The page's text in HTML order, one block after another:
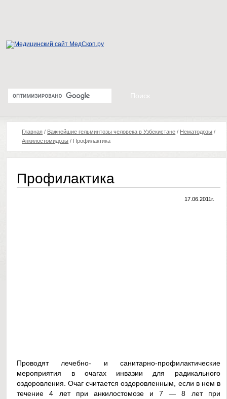
Главная / Важнейшие гельминтозы человека в Узбекистане / Нематодозы /
Анкилостомидозы / Профилактика
Профилактика
17.06.2011г.
Проводят лечебно- и санитарно-профилактические
мероприятия в очагах инвазии для радикального
оздоровления. Очаг считается оздоровленным, если в нем в
течение 4 лет при анкилостомозе и 7 — 8 лет при